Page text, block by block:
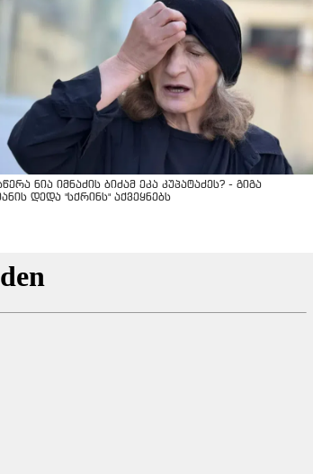
ნია იმნაძის ბიძამ ეკა კუპატაძეს? - გიგა
დედა "სქრინს" აქვეყნებს